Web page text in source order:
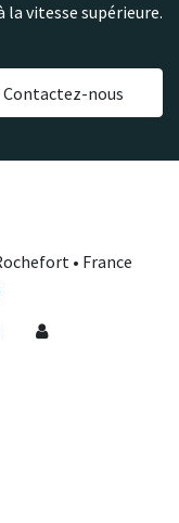
vitesse supérieure.
Contactez-nous
• France